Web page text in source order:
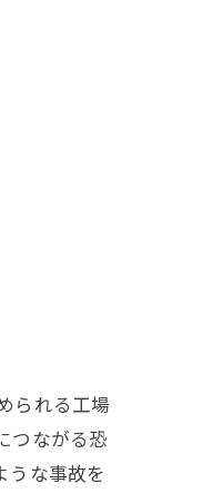
られる工場
つながる恐
うな事故を